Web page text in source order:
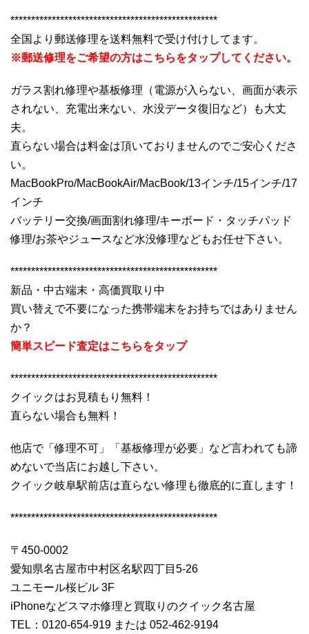
**************************************************
全国より郵送修理を送料無料で受け付けしてます。
※郵送修理をご希望の方はこちらをタップしてください。
ガラス割れ修理や基板修理（電源が入らない、画面が表示
されない、充電出来ない、水没データ復旧など）も大丈
夫。
直らない場合は料金は頂いておりませんのでご安心くださ
い。
MacBookPro/MacBookAir/MacBook/13インチ/15インチ/17
インチ
バッテリー交換/画面割れ修理/キーボード・タッチパッド
修理/お茶やジュースなど水没修理などもお任せ下さい。
**************************************************
新品・中古端末・高価買取り中
買い替えで不要になった携帯端末をお持ちではありません
か？
簡単スピード査定はこちらをタップ
**************************************************
クイックはお見積もり無料！
直らない場合も無料！
他店で「修理不可」「基板修理が必要」など言われても諦
めないで当店にお越し下さい。
クイック岐阜駅前店は直らない修理も徹底的に直します！
**************************************************
〒450-0002
愛知県名古屋市中村区名駅四丁目5-26
ユニモール桜ビル 3F
iPhoneなどスマホ修理と買取りのクイック名古屋
TEL：0120-654-919 または 052-462-9194